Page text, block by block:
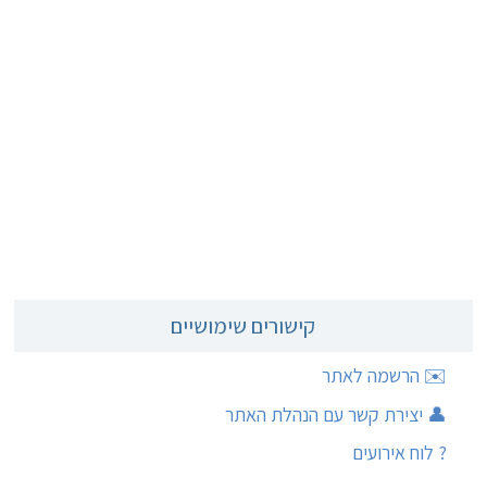
קישורים שימושיים
✉️ הרשמה לאתר
👤 יצירת קשר עם הנהלת האתר
?️ לוח אירועים